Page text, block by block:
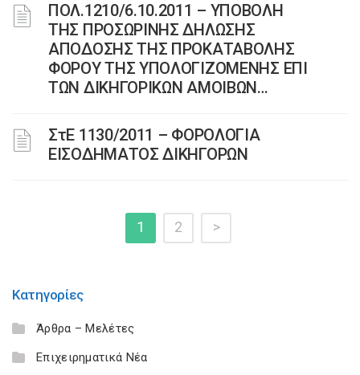
ΠΟΛ.1210/6.10.2011 – ΥΠΟΒΟΛΗ
ΤΗΣ ΠΡΟΣΩΡΙΝΗΣ ΔΗΛΩΣΗΣ
ΑΠΟΔΟΣΗΣ ΤΗΣ ΠΡΟΚΑΤΑΒΟΛΗΣ
ΦΟΡΟΥ ΤΗΣ ΥΠΟΛΟΓΙΖΟΜΕΝΗΣ ΕΠΙ
ΤΩΝ ΔΙΚΗΓΟΡΙΚΩΝ ΑΜΟΙΒΩΝ…
ΣτΕ 1130/2011 – ΦΟΡΟΛΟΓΙΑ
ΕΙΣΟΔΗΜΑΤΟΣ ΔΙΚΗΓΟΡΩΝ
1 2 >
Κατηγορίες
Άρθρα – Μελέτες
Επιχειρηματικά Νέα